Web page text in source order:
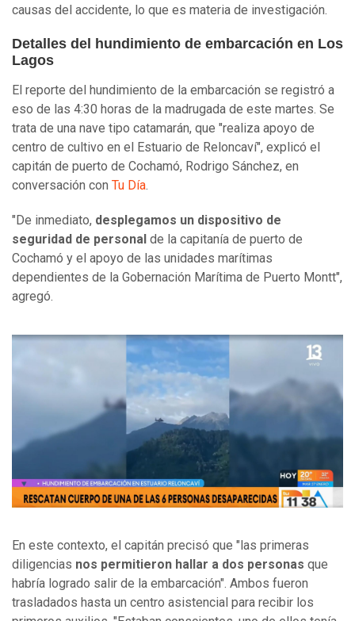
causas del accidente, lo que es materia de investigación.
Detalles del hundimiento de embarcación en Los
Lagos
El reporte del hundimiento de la embarcación se registró a
eso de las 4:30 horas de la madrugada de este martes. Se
trata de una nave tipo catamarán, que "realiza apoyo de
centro de cultivo en el Estuario de Reloncaví", explicó el
capitán de puerto de Cochamó, Rodrigo Sánchez, en
conversación con Tu Día.
"De inmediato, desplegamos un dispositivo de
seguridad de personal de la capitanía de puerto de
Cochamó y el apoyo de las unidades marítimas
dependientes de la Gobernación Marítima de Puerto Montt",
agregó.
En este contexto, el capitán precisó que "las primeras
diligencias nos permitieron hallar a dos personas que
habría logrado salir de la embarcación". Ambos fueron
trasladados hasta un centro asistencial para recibir los